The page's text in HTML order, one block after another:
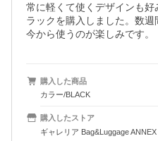
常に軽くて使くデザインも
ラックを購入しました。数週
今から使うのが楽しみです。
購入した商品
カラー/BLACK
購入したストア
ギャレリア Bag&Luggage ANNEX